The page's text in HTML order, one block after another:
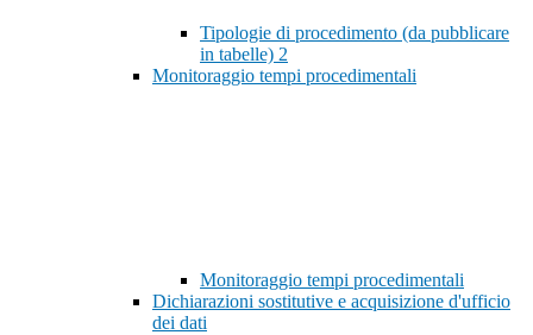
Tipologie di procedimento (da pubblicare
in tabelle) 2
Monitoraggio tempi procedimentali
Monitoraggio tempi procedimentali
Dichiarazioni sostitutive e acquisizione d'ufficio
dei dati